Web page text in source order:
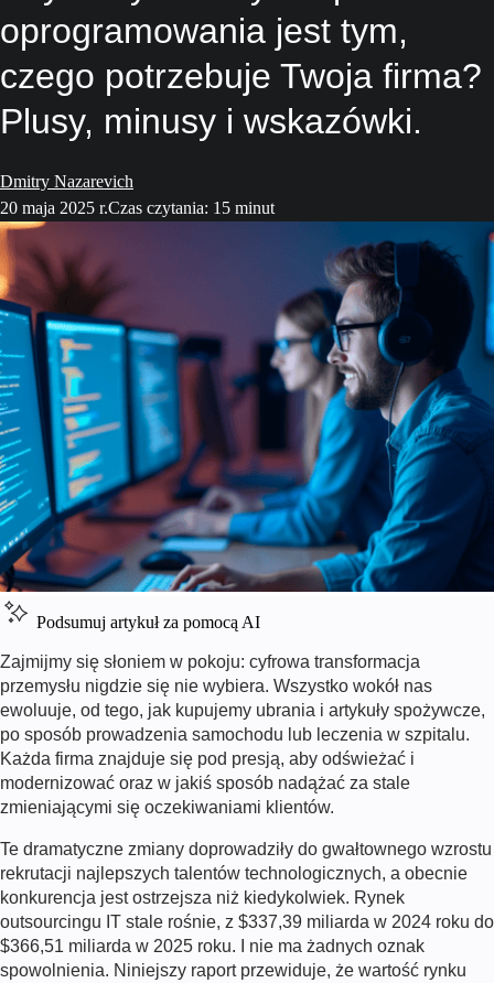
oprogramowania jest tym,
czego potrzebuje Twoja firma?
Plusy, minusy i wskazówki.
Dmitry Nazarevich
20 maja 2025 r.Czas czytania: 15 minut
Podsumuj artykuł za pomocą AI
Zajmijmy się słoniem w pokoju: cyfrowa transformacja
przemysłu nigdzie się nie wybiera. Wszystko wokół nas
ewoluuje, od tego, jak kupujemy ubrania i artykuły spożywcze,
po sposób prowadzenia samochodu lub leczenia w szpitalu.
Każda firma znajduje się pod presją, aby odświeżać i
modernizować oraz w jakiś sposób nadążać za stale
zmieniającymi się oczekiwaniami klientów.
Te dramatyczne zmiany doprowadziły do gwałtownego wzrostu
rekrutacji najlepszych talentów technologicznych, a obecnie
konkurencja jest ostrzejsza niż kiedykolwiek. Rynek
outsourcingu IT stale rośnie, z $337,39 miliarda w 2024 roku do
$366,51 miliarda w 2025 roku. I nie ma żadnych oznak
spowolnienia. Niniejszy raport przewiduje, że wartość rynku